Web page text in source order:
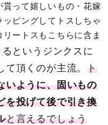
って嬉しいもの・花嫁
ピングしてトスしちゃ
ートスもこちらに含ま
というジンクスに
て頂くのが主流。ト
いように、固いもの
を投げて後で引き換
と言えるでしょう